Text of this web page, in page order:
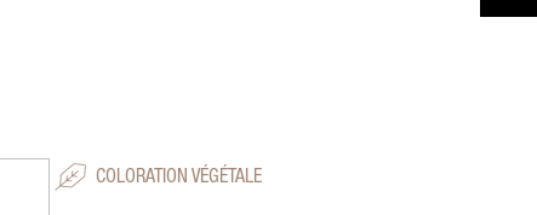
COLORATION VÉGÉTALE